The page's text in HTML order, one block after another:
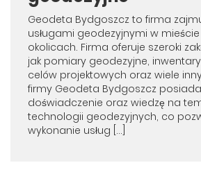
Geodeta Bydgoszcz to firma
usługami geodezyjnymi w
okolicach. Firma oferuje szeroki
jak pomiary geodezyjne,
celów projektowych oraz wiele
firmy Geodeta Bydgoszcz
doświadczenie oraz wiedzę na
technologii geodezyjnych, co
wykonanie usług […]